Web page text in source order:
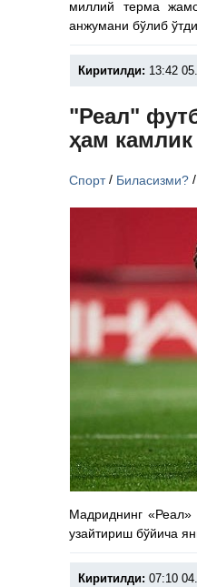
миллий терма
анжумани бўлиб
Киритилди: 13:42
"Реал"
ҳам
Спорт/ Биласизми?
Мадриднинг «Реал»
узайтириш бўйича
Киритилди: 07:10